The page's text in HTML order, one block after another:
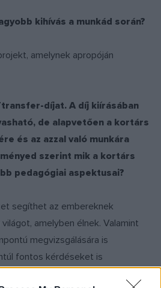
kihívás a munkád során?
amelynek apropóján
díjat. A díj kiírásában
de alapvetően a kortárs
és az azzal való munkára
szerint mik a kortárs
pedagógiai aspektusai?
segíthet az embereknek
amelyben élnek. Valamint
megvizsgálására is
fontos kérdéseket is